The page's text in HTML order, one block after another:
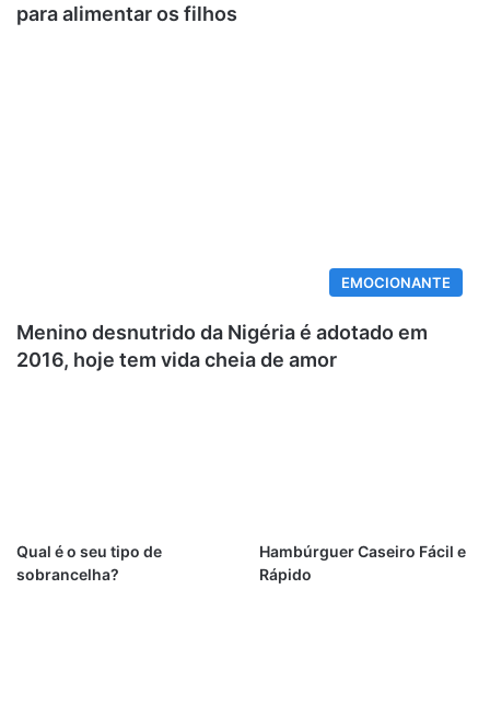
para alimentar os filhos
EMOCIONANTE
Menino desnutrido da Nigéria é adotado em
2016, hoje tem vida cheia de amor
Qual é o seu tipo de
sobrancelha?
Hambúrguer Caseiro Fácil e
Rápido